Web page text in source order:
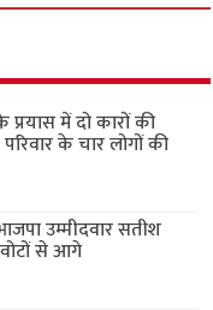
में दो कारों की
के चार लोगों की
उम्मीदवार सतीश
से आगे